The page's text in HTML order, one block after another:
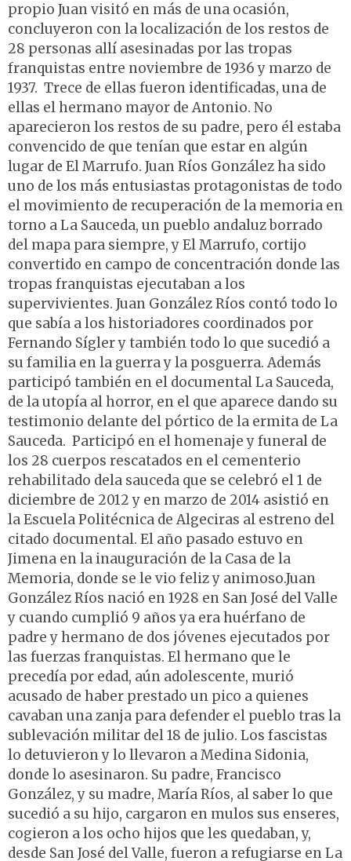
propio Juan visitó en más de una ocasión,
concluyeron con la localización de los restos de
28 personas allí asesinadas por las tropas
franquistas entre noviembre de 1936 y marzo de
1937. Trece de ellas fueron identificadas, una de
ellas el hermano mayor de Antonio. No
aparecieron los restos de su padre, pero él estaba
convencido de que tenían que estar en algún
lugar de El Marrufo. Juan Ríos González ha sido
uno de los más entusiastas protagonistas de todo
el movimiento de recuperación de la memoria en
torno a La Sauceda, un pueblo andaluz borrado
del mapa para siempre, y El Marrufo, cortijo
convertido en campo de concentración donde las
tropas franquistas ejecutaban a los
supervivientes. Juan González Ríos contó todo lo
que sabía a los historiadores coordinados por
Fernando Sígler y también todo lo que sucedió a
su familia en la guerra y la posguerra. Además
participó también en el documental La Sauceda,
de la utopía al horror, en el que aparece dando su
testimonio delante del pórtico de la ermita de La
Sauceda. Participó en el homenaje y funeral de
los 28 cuerpos rescatados en el cementerio
rehabilitado dela sauceda que se celebró el 1 de
diciembre de 2012 y en marzo de 2014 asistió en
la Escuela Politécnica de Algeciras al estreno del
citado documental. El año pasado estuvo en
Jimena en la inauguración de la Casa de la
Memoria, donde se le vio feliz y animoso.Juan
González Ríos nació en 1928 en San José del Valle
y cuando cumplió 9 años ya era huérfano de
padre y hermano de dos jóvenes ejecutados por
las fuerzas franquistas. El hermano que le
precedía por edad, aún adolescente, murió
acusado de haber prestado un pico a quienes
cavaban una zanja para defender el pueblo tras la
sublevación militar del 18 de julio. Los fascistas
lo detuvieron y lo llevaron a Medina Sidonia,
donde lo asesinaron. Su padre, Francisco
González, y su madre, María Ríos, al saber lo que
sucedió a su hijo, cargaron en mulos sus enseres,
cogieron a los ocho hijos que les quedaban, y,
desde San José del Valle, fueron a refugiarse en La